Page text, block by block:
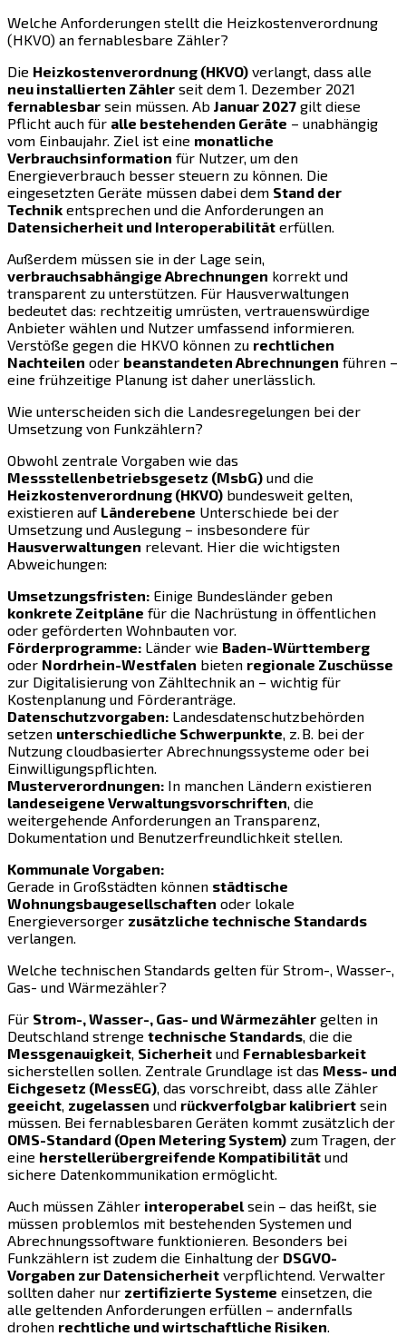
Welche Anforderungen stellt die Heizkostenverordnung
(HKVO) an fernablesbare Zähler?
Die Heizkostenverordnung (HKVO) verlangt, dass alle
neu installierten Zähler seit dem 1. Dezember 2021
fernablesbar sein müssen. Ab Januar 2027 gilt diese
Pflicht auch für alle bestehenden Geräte – unabhängig
vom Einbaujahr. Ziel ist eine monatliche
Verbrauchsinformation für Nutzer, um den
Energieverbrauch besser steuern zu können. Die
eingesetzten Geräte müssen dabei dem Stand der
Technik entsprechen und die Anforderungen an
Datensicherheit und Interoperabilität erfüllen.
Außerdem müssen sie in der Lage sein,
verbrauchsabhängige Abrechnungen korrekt und
transparent zu unterstützen. Für Hausverwaltungen
bedeutet das: rechtzeitig umrüsten, vertrauenswürdige
Anbieter wählen und Nutzer umfassend informieren.
Verstöße gegen die HKVO können zu rechtlichen
Nachteilen oder beanstandeten Abrechnungen führen –
eine frühzeitige Planung ist daher unerlässlich.
Wie unterscheiden sich die Landesregelungen bei der
Umsetzung von Funkzählern?
Obwohl zentrale Vorgaben wie das
Messstellenbetriebsgesetz (MsbG) und die
Heizkostenverordnung (HKVO) bundesweit gelten,
existieren auf Länderebene Unterschiede bei der
Umsetzung und Auslegung – insbesondere für
Hausverwaltungen relevant. Hier die wichtigsten
Abweichungen:
Umsetzungsfristen: Einige Bundesländer geben
konkrete Zeitpläne für die Nachrüstung in öffentlichen
oder geförderten Wohnbauten vor.
Förderprogramme: Länder wie Baden-Württemberg
oder Nordrhein-Westfalen bieten regionale Zuschüsse
zur Digitalisierung von Zähltechnik an – wichtig für
Kostenplanung und Förderanträge.
Datenschutzvorgaben: Landesdatenschutzbehörden
setzen unterschiedliche Schwerpunkte, z. B. bei der
Nutzung cloudbasierter Abrechnungssysteme oder bei
Einwilligungspflichten.
Musterverordnungen: In manchen Ländern existieren
landeseigene Verwaltungsvorschriften, die
weitergehende Anforderungen an Transparenz,
Dokumentation und Benutzerfreundlichkeit stellen.
Kommunale Vorgaben:
Gerade in Großstädten können städtische
Wohnungsbaugesellschaften oder lokale
Energieversorger zusätzliche technische Standards
verlangen.
Welche technischen Standards gelten für Strom-, Wasser-,
Gas- und Wärmezähler?
Für Strom-, Wasser-, Gas- und Wärmezähler gelten in
Deutschland strenge technische Standards, die die
Messgenauigkeit, Sicherheit und Fernablesbarkeit
sicherstellen sollen. Zentrale Grundlage ist das Mess- und
Eichgesetz (MessEG), das vorschreibt, dass alle Zähler
geeicht, zugelassen und rückverfolgbar kalibriert sein
müssen. Bei fernablesbaren Geräten kommt zusätzlich der
OMS-Standard (Open Metering System) zum Tragen, der
eine herstellerübergreifende Kompatibilität und
sichere Datenkommunikation ermöglicht.
Auch müssen Zähler interoperabelsein – das heißt, sie
müssen problemlos mit bestehenden Systemen und
Abrechnungssoftware funktionieren. Besonders bei
Funkzählern ist zudem die Einhaltung der DSGVO-
Vorgaben zur Datensicherheit verpflichtend. Verwalter
sollten daher nur zertifizierte Systeme einsetzen, die
alle geltenden Anforderungen erfüllen – andernfalls
drohen rechtliche und wirtschaftliche Risiken.